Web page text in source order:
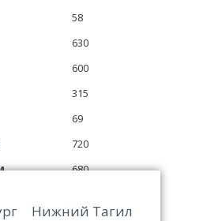
58
630
600
315
69
720
680
Нижний Тагил